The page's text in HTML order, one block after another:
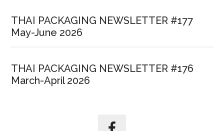
THAI PACKAGING NEWSLETTER #177
May-June 2026
THAI PACKAGING NEWSLETTER #176
March-April 2026